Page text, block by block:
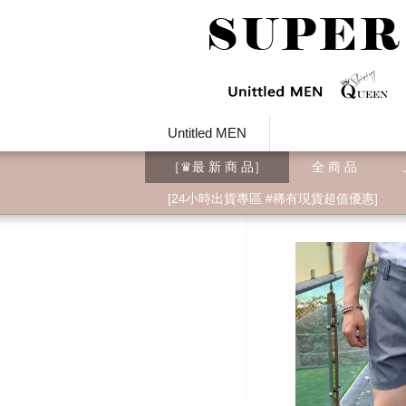
Untitled MEN
［♛最 新 商 品］ 全 商 品
[24小時出貨專區 #稀有現貨超值優惠]